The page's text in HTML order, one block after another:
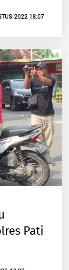
2022 18:07
Pati